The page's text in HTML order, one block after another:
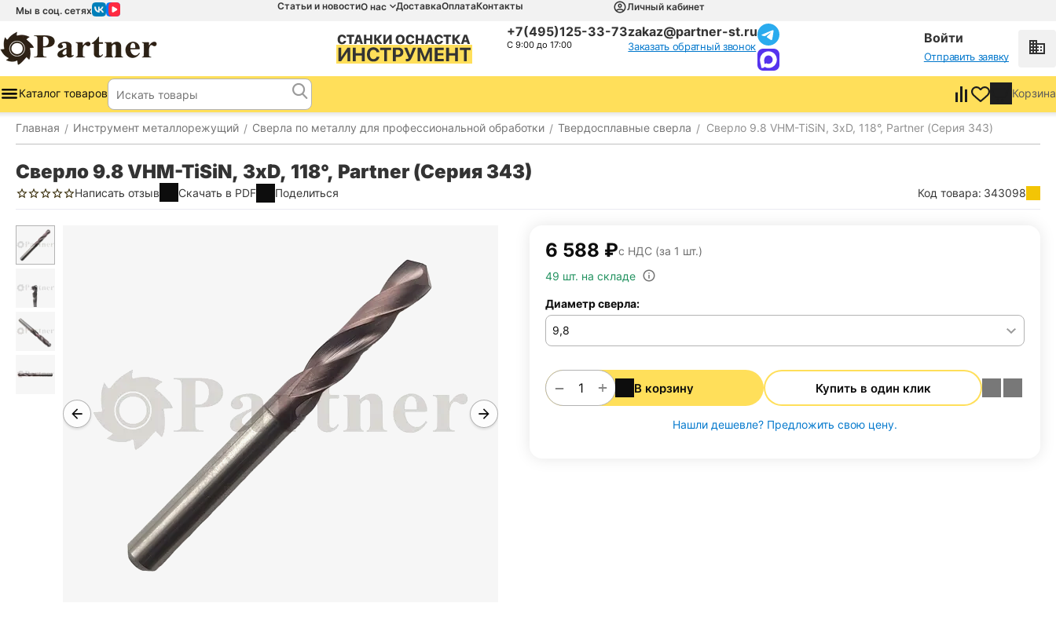
Мы в соц. сетях Статьи и новостиО нас ДоставкаОплатаКонтакты Личный кабинет
+7(495)125-33-73
С 9:00 до 17:00
zakaz@partner-st.ru
Заказать обратный звонок
Войти
Отправить заявку
Каталог товаров Корзина
Главная / Инструмент металлорежущий / Сверла по металлу для профессиональной обработки / Твердосплавные сверла / Сверло 9.8 VHM-TiSiN, 3хD, 118°, Partner (Серия 343)
Сверло 9.8 VHM-TiSiN, 3хD, 118°, Partner (Серия 343)
Написать отзыв Скачать в PDF Поделиться Код товара: 343098
6 588 ₽с НДС (за 1 шт.)
49 шт. на складе
Диаметр сверла:
+
− В корзину Купить в один клик
Нашли дешевле? Предложить свою цену.